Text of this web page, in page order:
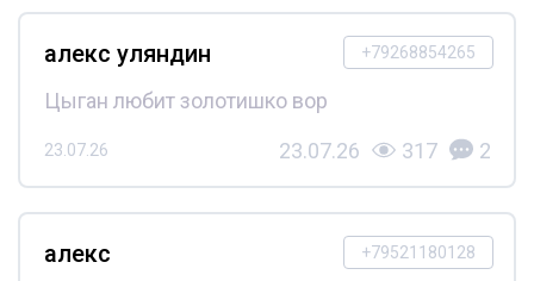
+79268854265
алекс уляндин
Цыган любит золотишко вор
23.07.26 23.07.26 317 2
+79521180128
алекс